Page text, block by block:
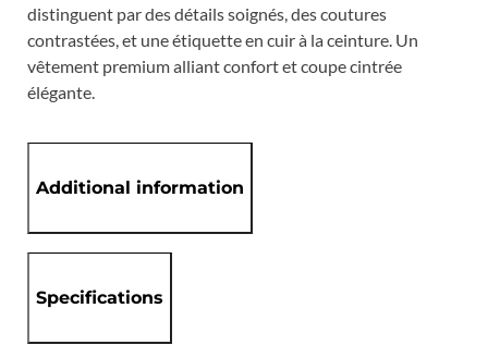
distinguent par des détails soignés, des coutures
contrastées, et une étiquette en cuir à la ceinture. Un
vêtement premium alliant confort et coupe cintrée
élégante.
Additional information
Specifications